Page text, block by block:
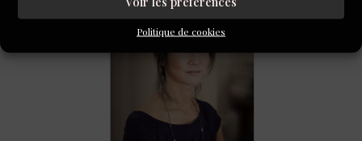
Politique de cookies